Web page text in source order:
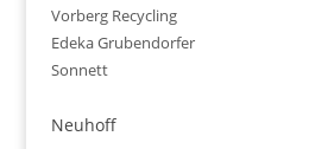
Vorberg Recycling
Edeka Grubendorfer
Sonnett
Neuhoff